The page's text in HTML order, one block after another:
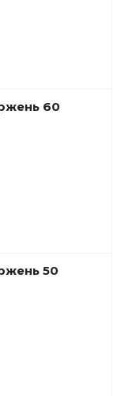
60
50